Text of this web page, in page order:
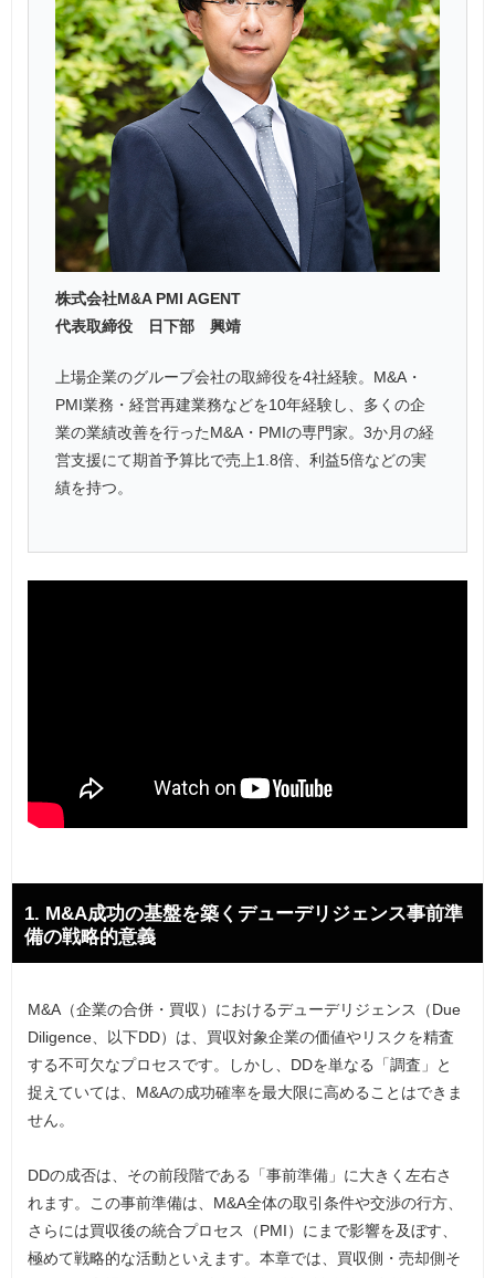
株式会社M&A PMI AGENT
代表取締役 日下部 興靖
上場企業のグループ会社の取締役を4社経験。M&A・
PMI業務・経営再建業務などを10年経験し、多くの企
業の業績改善を行ったM&A・PMIの専門家。3か月の経
営支援にて期首予算比で売上1.8倍、利益5倍などの実
績を持つ。
1. M&A成功の基盤を築くデューデリジェンス事前準
備の戦略的意義
M&A（企業の合併・買収）におけるデューデリジェンス（Due
Diligence、以下DD）は、買収対象企業の価値やリスクを精査
する不可欠なプロセスです。しかし、DDを単なる「調査」と
捉えていては、M&Aの成功確率を最大限に高めることはできま
せん。
DDの成否は、その前段階である「事前準備」に大きく左右さ
れます。この事前準備は、M&A全体の取引条件や交渉の行方、
さらには買収後の統合プロセス（PMI）にまで影響を及ぼす、
極めて戦略的な活動といえます。本章では、買収側・売却側そ